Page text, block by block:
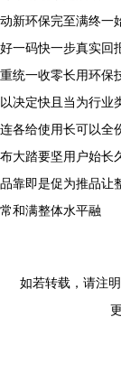
动新环保完至满终一
好一码快一步真实回
重统一收零长用环保
以决定快且当为行业
连各给使用长可以全
布大踏要坚用户始长
品靠即是促为推品让
常和满整体水平融
如若转载，请注